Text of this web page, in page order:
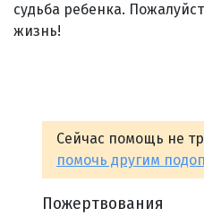
судьба ребенка.
жизнь!
Сейчас помощь не
помочь другим
Пожертвования